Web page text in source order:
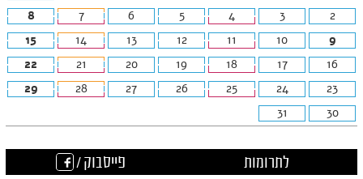
2
3
4
5
6
7
8
9
10
11
12
13
14
15
16
17
18
19
20
21
22
23
24
25
26
27
28
29
30
31
לתרומות פייסבוק /